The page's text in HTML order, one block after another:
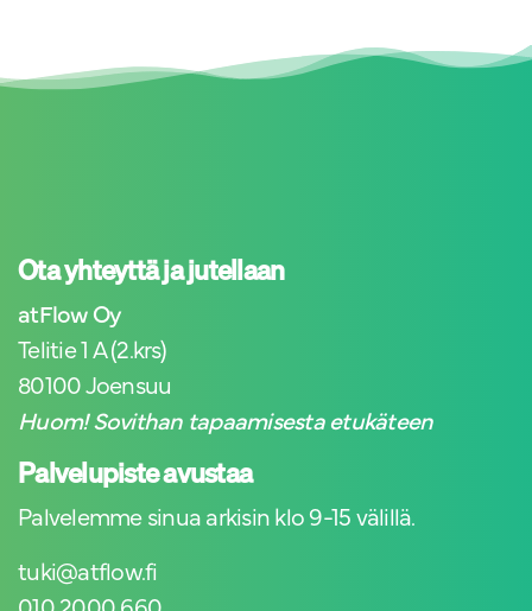
Ota yhteyttä ja jutellaan
atFlow Oy
Telitie 1 A (2.krs)
80100 Joensuu
Huom! Sovithan tapaamisesta etukäteen
Palvelupiste avustaa
Palvelemme sinua arkisin klo 9-15 välillä.
tuki@atflow.fi